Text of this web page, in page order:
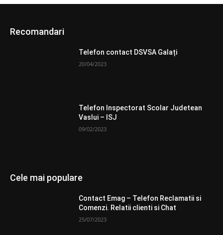
Recomandari
Telefon contact DSVSA Galați
20/04/2023
Telefon Inspectorat Scolar Judetean
Vaslui – ISJ
09/02/2023
Cele mai populare
Contact Emag – Telefon Reclamatii si
Comenzi. Relatii clienti si Chat
25/07/2023